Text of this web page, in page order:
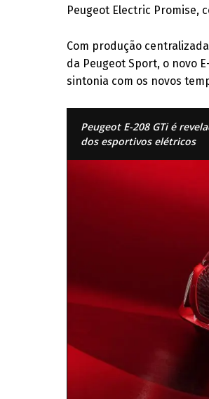
Peugeot Electric Promise,
Com produção
da Peugeot Sport, o novo
sintonia com os novos
Peugeot E-208 GTi é
dos esportivos elétricos